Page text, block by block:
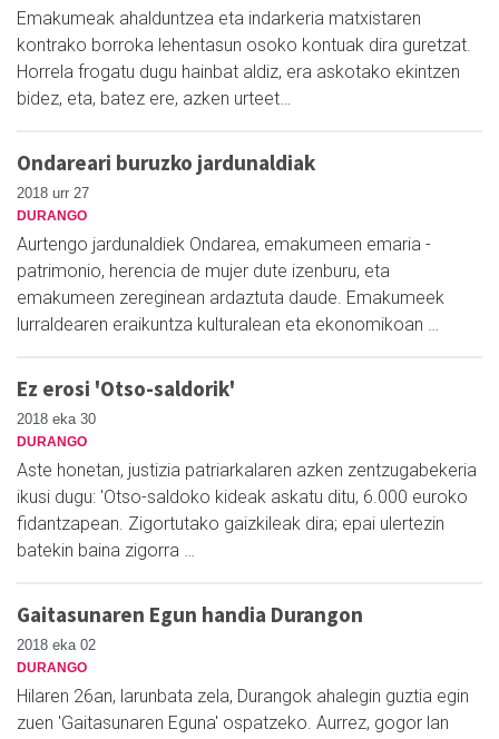
Emakumeak ahalduntzea eta indarkeria matxistaren
kontrako borroka lehentasun osoko kontuak dira guretzat.
Horrela frogatu dugu hainbat aldiz, era askotako ekintzen
bidez, eta, batez ere, azken urteet…
Ondareari buruzko jardunaldiak
2018 urr 27
DURANGO
Aurtengo jardunaldiek Ondarea, emakumeen emaria -
patrimonio, herencia de mujer dute izenburu, eta
emakumeen zereginean ardaztuta daude. Emakumeek
lurraldearen eraikuntza kulturalean eta ekonomikoan …
Ez erosi 'Otso-saldorik'
2018 eka 30
DURANGO
Aste honetan, justizia patriarkalaren azken zentzugabekeria
ikusi dugu: 'Otso-saldoko kideak askatu ditu, 6.000 euroko
fidantzapean. Zigortutako gaizkileak dira; epai ulertezin
batekin baina zigorra …
Gaitasunaren Egun handia Durangon
2018 eka 02
DURANGO
Hilaren 26an, larunbata zela, Durangok ahalegin guztia egin
zuen 'Gaitasunaren Eguna' ospatzeko. Aurrez, gogor lan